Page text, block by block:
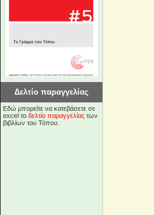
Δελτίο παραγγελίας
Εδώ μπορείτε να κατεβάσετε σε
excel το δελτίο παραγγελίας των
βιβλίων του Τόπου.